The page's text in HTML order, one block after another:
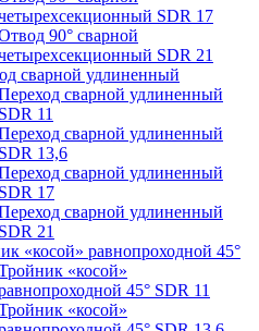
SDR 17
90° сварной
SDR 21
сварной удлиненный
сварной удлиненный
SDR 11
сварной удлиненный
SDR 13,6
сварной удлиненный
SDR 17
сварной удлиненный
SDR 21
«косой» равнопроходной 45°
«косой»
45° SDR 11
«косой»